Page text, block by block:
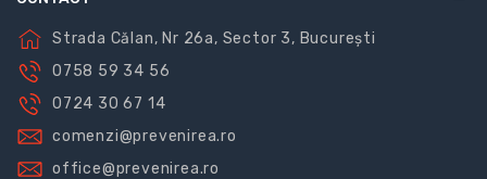
Strada Călan, Nr 26a, Sector 3, București
0758 59 34 56
0724 30 67 14
comenzi@prevenirea.ro
office@prevenirea.ro